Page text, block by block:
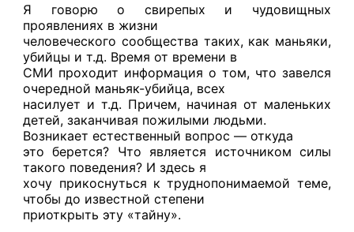
Я говорю о свирепых и чудовищных
проявлениях в жизни
человеческого сообщества таких, как маньяки,
убийцы и т.д. Время от времени в
СМИ проходит информация о том, что завелся
очередной маньяк-убийца, всех
насилует и т.д. Причем, начиная от маленьких
детей, заканчивая пожилыми людьми.
Возникает естественный вопрос —откуда
это берется? Что является источником силы
такого поведения? И здесь я
хочу прикоснуться к труднопонимаемой теме,
чтобы до известной степени
приоткрыть эту «тайну».